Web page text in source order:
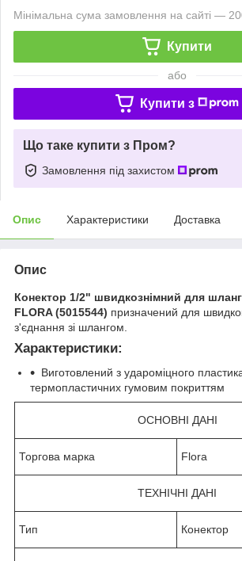
Мінімальна сума замовлення на сайті —
Купити
або
Купити з
Що таке купити з Пром?
Замовлення під захистом
Опис Характеристики Доставка
Опис
Конектор 1/2" швидкознімний для
FLORA (5015544) призначений для
з'єднання зі шлангом.
Характеристики:
Виготовлений з удароміцного
термопластичних гумовим покриттям
ОСНОВНІ ДАНІ
Торгова марка Flora
ТЕХНІЧНІ ДАНІ
Тип Конектор